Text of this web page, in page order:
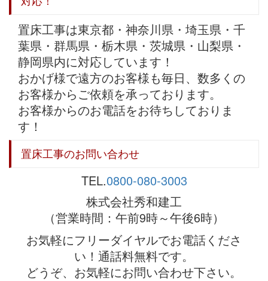
置床工事は東京都・神奈川県・埼玉県・千
葉県・群馬県・栃木県・茨城県・山梨県・
静岡県内に対応しています！
おかげ様で遠方のお客様も毎日、数多くの
お客様からご依頼を承っております。
お客様からのお電話をお待ちしておりま
す！
置床工事のお問い合わせ
TEL.0800-080-3003
株式会社秀和建工
（営業時間：午前9時～午後6時）
お気軽にフリーダイヤルでお電話くださ
い！通話料無料です。
どうぞ、お気軽にお問い合わせ下さい。